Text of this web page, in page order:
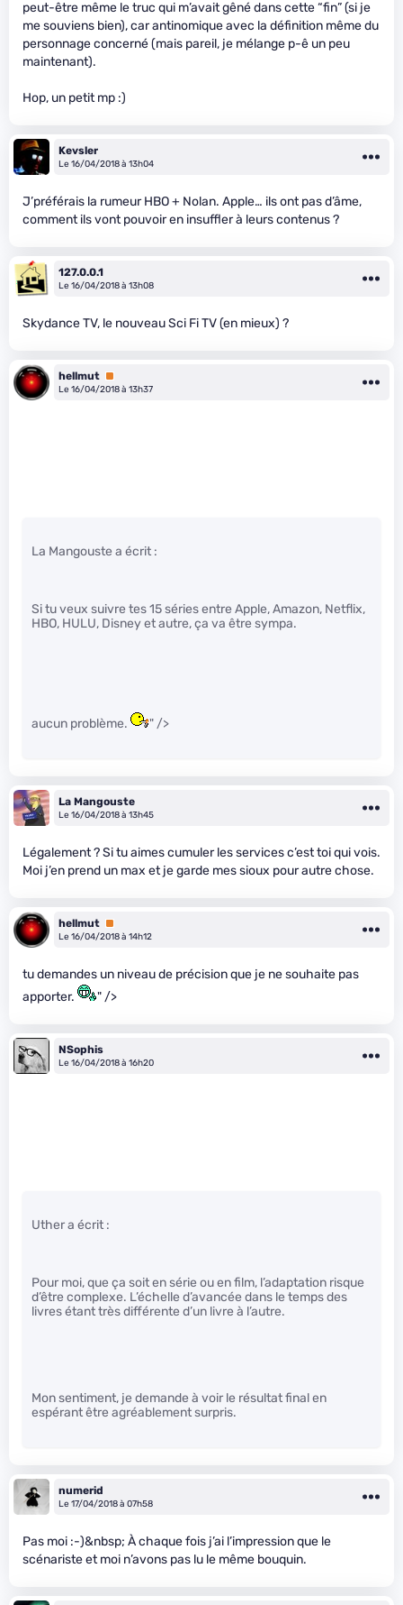
peut-être même le truc qui m’avait gêné dans cette “fin” (si je
me souviens bien), car antinomique avec la définition même du
personnage concerné (mais pareil, je mélange p-ê un peu
maintenant).
Hop, un petit mp :)
Kevsler
Le 16/04/2018 à 13h04
J’préférais la rumeur HBO + Nolan. Apple… ils ont pas d’âme,
comment ils vont pouvoir en insuffler à leurs contenus ?
127.0.0.1
Le 16/04/2018 à 13h08
Skydance TV, le nouveau Sci Fi TV (en mieux) ?
hellmut Premium
Le 16/04/2018 à 13h37
La Mangouste a écrit :
Si tu veux suivre tes 15 séries entre Apple, Amazon, Netflix,
HBO, HULU, Disney et autre, ça va être sympa.
aucun problème. " />
La Mangouste
Le 16/04/2018 à 13h45
Légalement ? Si tu aimes cumuler les services c’est toi qui vois.
Moi j’en prend un max et je garde mes sioux pour autre chose.
hellmut Premium
Le 16/04/2018 à 14h12
tu demandes un niveau de précision que je ne souhaite pas
apporter.
" />
NSophis
Le 16/04/2018 à 16h20
Uther a écrit :
Pour moi, que ça soit en série ou en film, l’adaptation risque
d’être complexe. L’échelle d’avancée dans le temps des
livres étant très différente d’un livre à l’autre.
Mon sentiment, je demande à voir le résultat final en
espérant être agréablement surpris.
numerid
Le 17/04/2018 à 07h58
Pas moi :-)&nbsp; À chaque fois j’ai l’impression que le
scénariste et moi n’avons pas lu le même bouquin.